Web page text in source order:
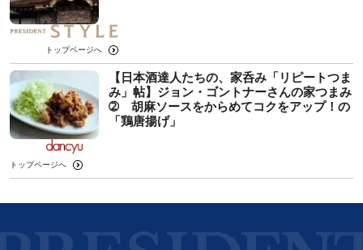
トップページへ
【日本酒達人たちの、家呑み「リピートつま
み」帖】ジョン・ゴントナーさんの家つまみ
➁ 胡麻ソースをからめてコクをアップ！の
「鶏唐揚げ」
トップページへ